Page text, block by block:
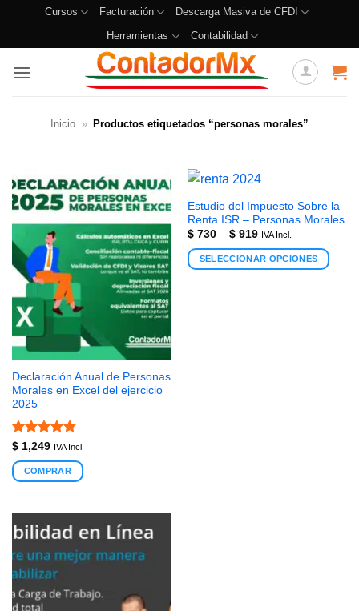
Cursos Facturación
Descarga Masiva de CFDI
Herramientas
Contabilidad
Inicio » Productos etiquetados “personas morales”
Declaración Anual de Personas
Morales en Excel del ejercicio
2025
Valorado
con4.75
de 5
$1,249 IVA Incl.
COMPRAR
Estudio del Impuesto Sobre la
Renta ISR – Personas Morales
$730 – $919 IVA Incl.
SELECCIONAR OPCIONES